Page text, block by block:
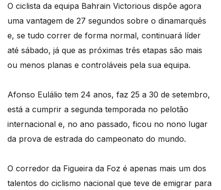
O ciclista da equipa Bahrain Victorious dispõe agora
uma vantagem de 27 segundos sobre o dinamarquês
e, se tudo correr de forma normal, continuará líder
até sábado, já que as próximas três etapas são mais
ou menos planas e controláveis pela sua equipa.
Afonso Eulálio tem 24 anos, faz 25 a 30 de setembro,
está a cumprir a segunda temporada no pelotão
internacional e, no ano passado, ficou no nono lugar
da prova de estrada do campeonato do mundo.
O corredor da Figueira da Foz é apenas mais um dos
talentos do ciclismo nacional que teve de emigrar para